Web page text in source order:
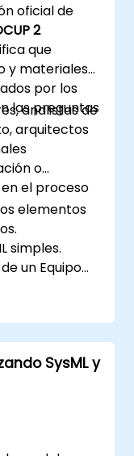
oficial de
2
que
y materiales
por los
las preguntas
analistas de
arquitectos
o
el proceso
elementos
simples.
un Equipo
SysML y